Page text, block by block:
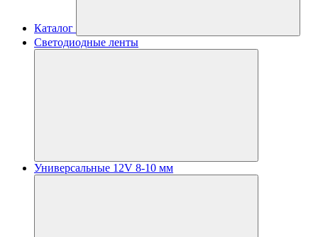
Каталог
Светодиодные ленты
Универсальные 12V 8-10 мм